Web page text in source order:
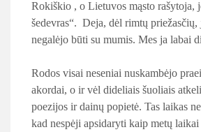
Rokiškio , o Lietuvos mąsto rašytoja,
šedevras“. Deja, dėl rimtų priežasčių,
negalėjo būti su mumis. Mes ja labai
Rodos visai neseniai nuskambėjo
akordai, o ir vėl dideliais šuoliais
poezijos ir dainų popietė. Tas laikas
kad nespėji apsidaryti kaip metų